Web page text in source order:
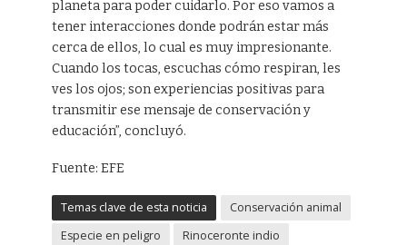
planeta para poder cuidarlo. Por eso vamos a
tener interacciones donde podrán estar más
cerca de ellos, lo cual es muy impresionante.
Cuando los tocas, escuchas cómo respiran, les
ves los ojos; son experiencias positivas para
transmitir ese mensaje de conservación y
educación”, concluyó.
Fuente: EFE
Temas clave de esta noticia
Conservación animal
Especie en peligro
Rinoceronte indio